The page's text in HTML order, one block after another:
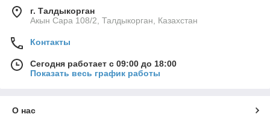
г. Талдыкорган
Акын Сара 108/2, Талдыкорган, Казахстан
Контакты
Сегодня работает с 09:00 до 18:00
Показать весь график работы
О нас